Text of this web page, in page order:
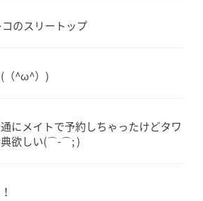
のスリートップ
（^ω^）)
にメイトで予約しちゃったけどタワ
典欲しい(⌒-⌒; )